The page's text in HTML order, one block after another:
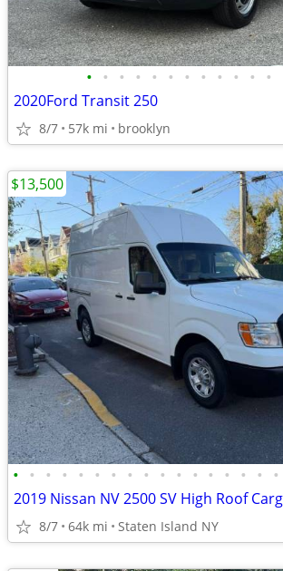
• • • • • • • • • • • •
2020Ford Transit 250
8/7 57k mi brooklyn
• • • • • • • • • • • • • • • • •
2019 Nissan NV 2500 SV High Roof
8/7 64k mi Staten Island NY
$13,500